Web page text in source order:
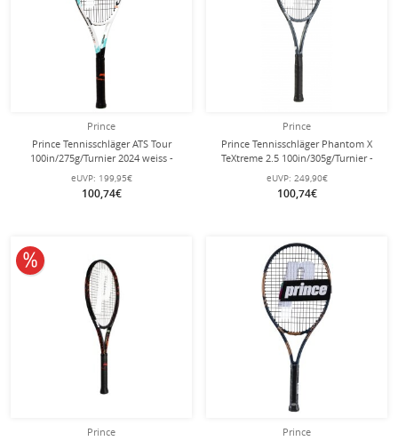
Prince
Prince Tennisschläger ATS Tour
100in/275g/Turnier 2024 weiss -
eUVP: 199,95€
100,74€
Prince
Prince Tennisschläger Phantom X
TeXtreme 2.5 100in/305g/Turnier -
eUVP: 249,90€
100,74€
Prince
10% reduziert
Prince